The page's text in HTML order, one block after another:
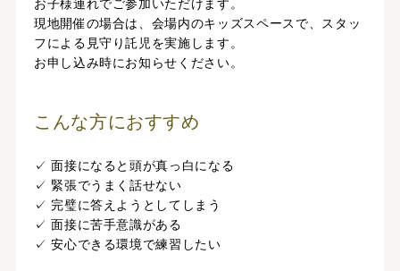
お子様連れでご参加いただけます。
現地開催の場合は、会場内のキッズスペースで、スタッ
フによる見守り託児を実施します。
お申し込み時にお知らせください。
こんな方におすすめ
✓ 面接になると頭が真っ白になる
✓ 緊張でうまく話せない
✓ 完璧に答えようとしてしまう
✓ 面接に苦手意識がある
✓ 安心できる環境で練習したい